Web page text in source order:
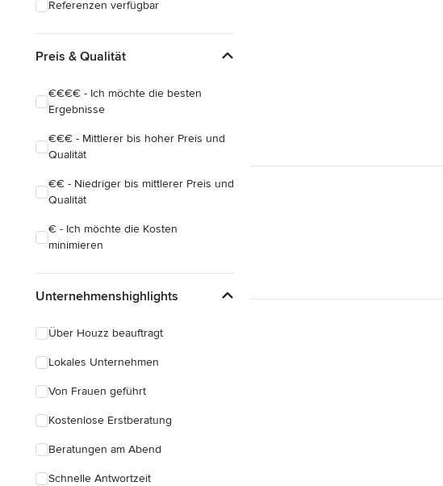
Referenzen verfügbar
Preis & Qualität
€€€€ - Ich möchte die besten
Ergebnisse
€€€ - Mittlerer bis hoher Preis und
Qualität
€€ - Niedriger bis mittlerer Preis und
Qualität
€ - Ich möchte die Kosten
minimieren
Unternehmenshighlights
Über Houzz beauftragt
Lokales Unternehmen
Von Frauen geführt
Kostenlose Erstberatung
Beratungen am Abend
Schnelle Antwortzeit